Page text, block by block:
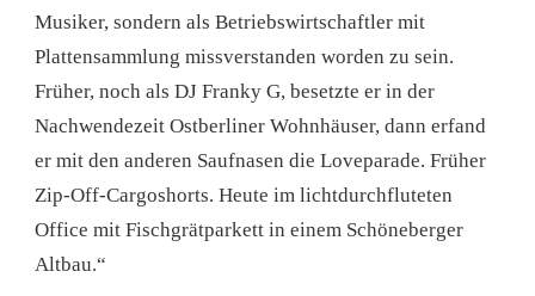
Musiker, sondern als Betriebswirtschaftler mit
Plattensammlung missverstanden worden zu sein.
Früher, noch als DJ Franky G, besetzte er in der
Nachwendezeit Ostberliner Wohnhäuser, dann erfand
er mit den anderen Saufnasen die Loveparade. Früher
Zip-Off-Cargoshorts. Heute im lichtdurchfluteten
Office mit Fischgrätparkett in einem Schöneberger
Altbau.“